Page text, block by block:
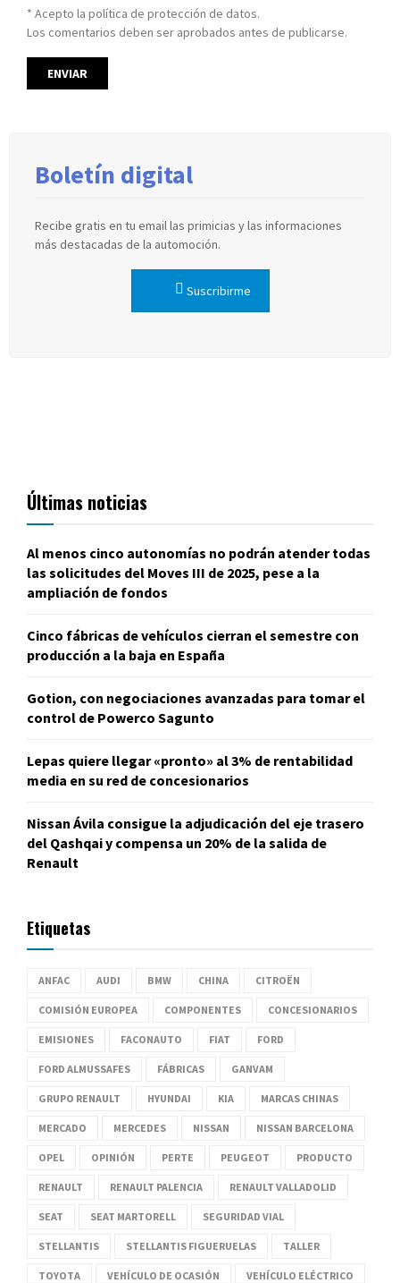
* Acepto la política de protección de datos.
Los comentarios deben ser aprobados antes de publicarse.
Boletín digital
Recibe gratis en tu email las primicias y las informaciones
más destacadas de la automoción.
Suscribirme
Últimas noticias
Al menos cinco autonomías no podrán atender todas
las solicitudes del Moves III de 2025, pese a la
ampliación de fondos
Cinco fábricas de vehículos cierran el semestre con
producción a la baja en España
Gotion, con negociaciones avanzadas para tomar el
control de Powerco Sagunto
Lepas quiere llegar «pronto» al 3% de rentabilidad
media en su red de concesionarios
Nissan Ávila consigue la adjudicación del eje trasero
del Qashqai y compensa un 20% de la salida de
Renault
Etiquetas
ANFAC AUDI BMW CHINA CITROËN
COMISIÓN EUROPEA COMPONENTES CONCESIONARIOS
EMISIONES FACONAUTO FIAT FORD
FORD ALMUSSAFES FÁBRICAS GANVAM
GRUPO RENAULT HYUNDAI KIA MARCAS CHINAS
MERCADO MERCEDES NISSAN NISSAN BARCELONA
OPEL OPINIÓN PERTE PEUGEOT PRODUCTO
RENAULT RENAULT PALENCIA RENAULT VALLADOLID
SEAT SEAT MARTORELL SEGURIDAD VIAL
STELLANTIS STELLANTIS FIGUERUELAS TALLER
TOYOTA VEHÍCULO DE OCASIÓN VEHÍCULO ELÉCTRICO